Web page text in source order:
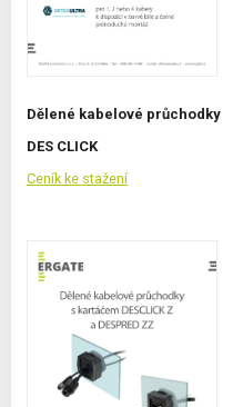
Dělené kabelové průchodky
DES CLICK
Ceník ke stažení